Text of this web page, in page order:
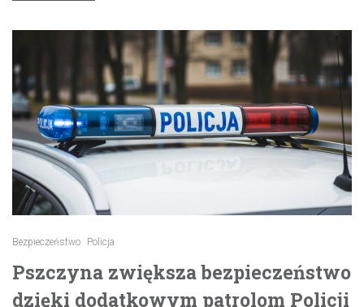
Bezpieczeństwo Policja
Pszczyna zwiększa bezpieczeństwo
dzięki dodatkowym patrolom Policji